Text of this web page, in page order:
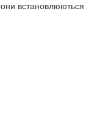
встановлюються